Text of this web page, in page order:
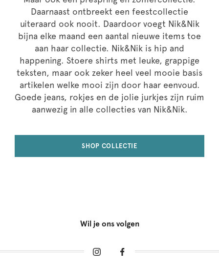
Daarnaast ontbreekt een feestcollectie
uiteraard ook nooit. Daardoor voegt Nik&Nik
bijna elke maand een aantal nieuwe items toe
aan haar collectie. Nik&Nik is hip and
happening. Stoere shirts met leuke, grappige
teksten, maar ook zeker heel veel mooie basis
artikelen welke mooi zijn door haar eenvoud.
Goede jeans, rokjes en de jolie jurkjes zijn ruim
aanwezig in alle collecties van Nik&Nik.
SHOP COLLECTIE
Wil je ons volgen